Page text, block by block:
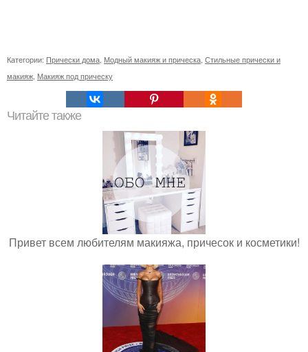
Категории: Прически дома Модный макияж и прическа Стильные прически и
макияж Макияж под прическу
Читайте также
Привет всем любителям макияжа, причесок и косметики!